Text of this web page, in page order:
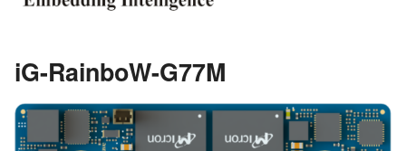
iG-RainboW-G77M